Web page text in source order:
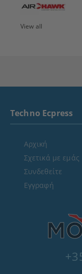
View all
Techno Ecpress
Αρχική
Σχετικά με εμάς
Συνδεθείτε
Εγγραφή